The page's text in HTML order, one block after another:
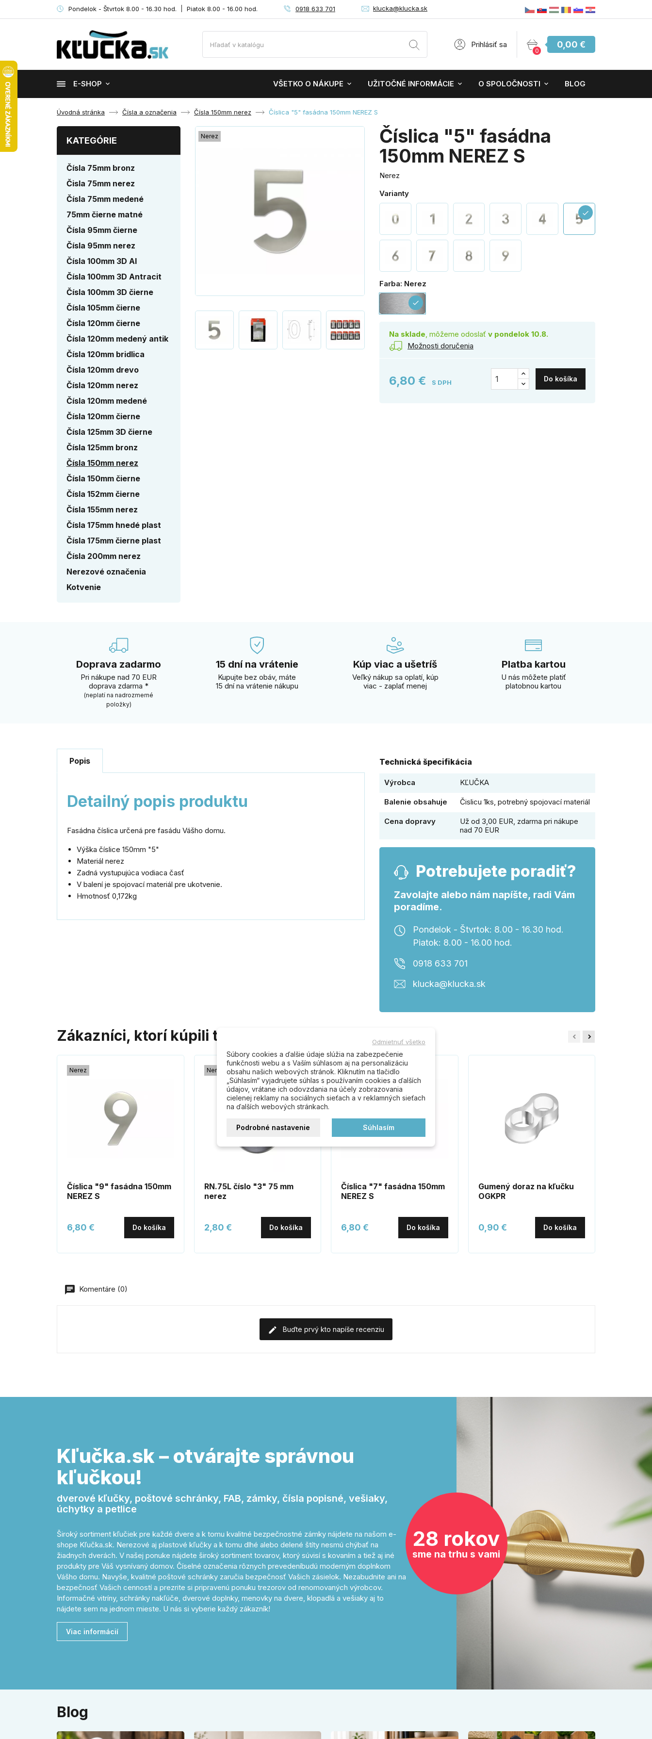
Pondelok - Štvrtok 8.00 - 16.30 hod. Piatok 8.00 - 16.00 hod. 0918 633 701 klucka@klucka.sk
Prihlásiť sa
0
0,00 €
E-SHOP VŠETKO O NÁKUPE UŽITOČNÉ INFORMÁCIE O SPOLOČNOSTI BLOG
Úvodná stránka Čísla a označenia Čísla 150mm nerez Číslica "5" fasádna 150mm NEREZ S
KATEGÓRIE
Čísla 75mm bronz
Čisla 75mm nerez
Čísla 75mm medené
75mm čierne matné
Čísla 95mm čierne
Čísla 95mm nerez
Čísla 100mm 3D Al
Čísla 100mm 3D Antracit
Čísla 100mm 3D čierne
Čísla 105mm čierne
Čísla 120mm čierne
Čísla 120mm medený antik
Čísla 120mm bridlica
Čísla 120mm drevo
Čísla 120mm nerez
Čísla 120mm medené
Čísla 120mm čierne
Čísla 125mm 3D čierne
Čísla 125mm bronz
Čísla 150mm nerez
Čísla 150mm čierne
Čísla 152mm čierne
Čísla 155mm nerez
Čísla 175mm hnedé plast
Čísla 175mm čierne plast
Čísla 200mm nerez
Nerezové označenia
Kotvenie
Nerez
Číslica "5" fasádna
150mm NEREZ S
Nerez
Varianty
check
Farba: Nerez
Nerez
check
Na sklade , môžeme odoslať v pondelok 10.8.
Možnosti doručenia
6,80 € S DPH Do košíka
Doprava zadarmo
Pri nákupe nad 70 EUR
doprava zdarma *
(neplatí na nadrozmerné
položky)
15 dní na vrátenie
Kupujte bez obáv, máte
15 dní na vrátenie nákupu
Kúp viac a ušetríš
Veľký nákup sa oplatí, kúp
viac - zaplať menej
Platba kartou
U nás môžete platiť
platobnou kartou
Popis
Detailný popis produktu
Fasádna číslica určená pre fasádu Vášho domu.
Výška číslice 150mm "5"
Materiál nerez
Zadná vystupujúca vodiaca časť
V balení je spojovací materiál pre ukotvenie.
Hmotnosť 0,172kg
Technická špecifikácia
Výrobca KĽUČKA
Balenie obsahuje Čislicu 1ks, potrebný spojovací materiál
Cena dopravy
Už od 3,00 EUR, zdarma pri nákupe
nad 70 EUR
Potrebujete poradiť?
Zavolajte alebo nám napíšte, radi Vám
poradíme.
Pondelok - Štvrtok: 8.00 - 16.30 hod.
Piatok: 8.00 - 16.00 hod.
0918 633 701
klucka@klucka.sk
Zákazníci, ktorí kúpili tento produkt, kúpili tiež:
Nerez
Číslica "9" fasádna 150mm
NEREZ S
6,80 € Do košíka
Nerez
RN.75L číslo "3" 75 mm
nerez
2,80 € Do košíka
Nerez
Číslica "7" fasádna 150mm
NEREZ S
6,80 € Do košíka
Gumený doraz na kľučku
OGKPR
0,90 € Do košíka
Komentáre (0)
Buďte prvý kto napíše recenziu
Kľučka.sk – otvárajte správnou
kľučkou!
dverové kľučky, poštové schránky, FAB, zámky, čísla popisné, vešiaky,
úchytky a petlice
Široký sortiment kľučiek pre každé dvere a k tomu kvalitné bezpečnostné zámky nájdete na našom e-
shope Kľučka.sk. Nerezové aj plastové kľučky a k tomu dlhé alebo delené štíty nesmú chýbať na
žiadnych dverách. V našej ponuke nájdete široký sortiment tovarov, ktorý súvisí s kovaním a tiež aj iné
produkty pre Váš vysnívaný domov. Číselné označenia rôznych prevedeníbudú moderným doplnkom
Vášho domu. Navyše, kvalitné poštové schránky zaručia bezpečnosť Vašich zásielok. Nezabudnite ani na
bezpečnosť Vašich cenností a prezrite si pripravenú ponuku trezorov od renomovaných výrobcov.
Informačné vitríny, schránky nakľúče, dverové doplnky, menovky na dvere, klopadlá a vešiaky aj to
nájdete sem na jednom mieste. U nás si vyberie každý zákazník!
Viac informácií
28 rokov
sme na trhu s vami
Blog
Odmietnuť všetko
Súbory cookies a ďalšie údaje slúžia na zabezpečenie
funkčnosti webu a s Vaším súhlasom aj na personalizáciu
obsahu našich webových stránok. Kliknutím na tlačidlo
„Súhlasím“ vyjadrujete súhlas s používaním cookies a ďalších
údajov, vrátane ich odovzdania na účely zobrazovania
cielenej reklamy na sociálnych sieťach a v reklamných sieťach
na ďalších webových stránkach.
Podrobné nastavenie Súhlasím